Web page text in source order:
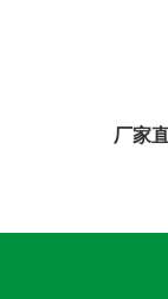
厂家